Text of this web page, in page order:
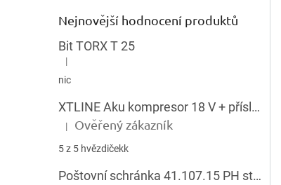
Nejnovější hodnocení produktů
Bit TORX T 25
Hodnocení produktu je 5 z 5 hvězdiček.
|
nic
XTLINE Aku kompresor 18 V + příslušenství
Hodnocení produktu je 5 z 5 hvězdiček.
| Ověřený zákazník
5 z 5 hvězdičekk
Poštovní schránka 41.107.15 PH stojatá HNĚDÁ